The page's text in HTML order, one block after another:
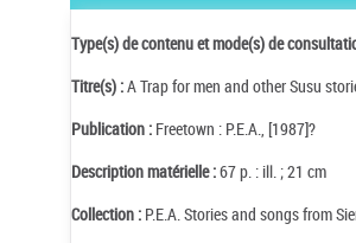
Type(s) de contenu et mode(s) de
Titre(s) :A Trap for men and other Susu
Publication : Freetown : P.E.A., [1987]?
Description matérielle :67 p. : ill. ; 21 cm
Collection : P.E.A. Stories and songs from